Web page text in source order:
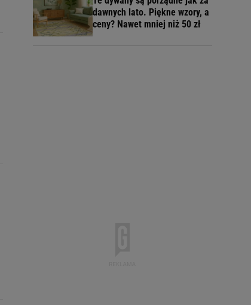
dawnych lato. Piękne wzory, a
ceny? Nawet mniej niż 50 zł